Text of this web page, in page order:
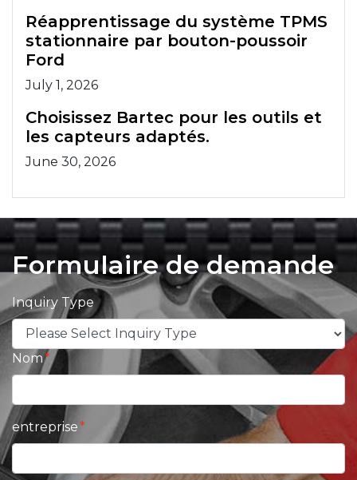
Réapprentissage du système TPMS
stationnaire par bouton-poussoir
Ford
July 1, 2026
Choisissez Bartec pour les outils et
les capteurs adaptés.
June 30, 2026
Formulaire de demande
Inquiry Type
Nom
entreprise